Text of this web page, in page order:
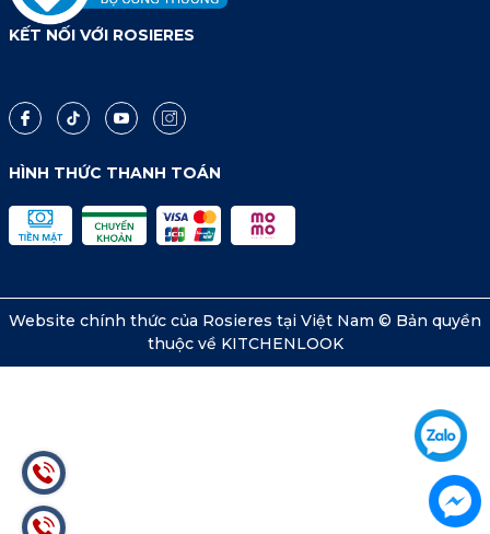
KẾT NỐI VỚI ROSIERES
HÌNH THỨC THANH TOÁN
Website chính thức của Rosieres tại Việt Nam © Bản quyền
thuộc về KITCHENLOOK